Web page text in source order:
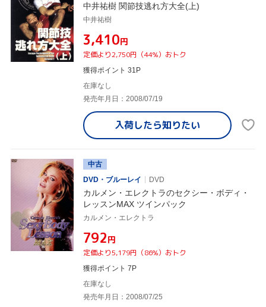
中井祐樹 関節技逃れ方大全(上)
中井祐樹
¥3,410円
定価より2,750円（44%）おトク
獲得ポイント 31P
在庫なし
発売年月日：2008/07/19
入荷したら知りたい
中古
DVD・ブルーレイ
DVD
カルメン・エレクトラのセクシー・ボディ・
レッスンMAX ツインパック
カルメン・エレクトラ
¥792円
定価より5,179円（86%）おトク
獲得ポイント 7P
在庫なし
発売年月日：2008/07/25